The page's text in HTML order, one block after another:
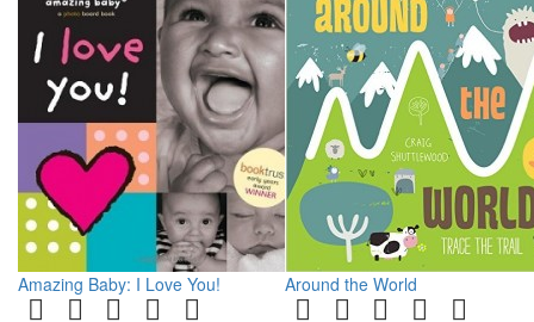
Amazing Baby: I Love You! Around the World